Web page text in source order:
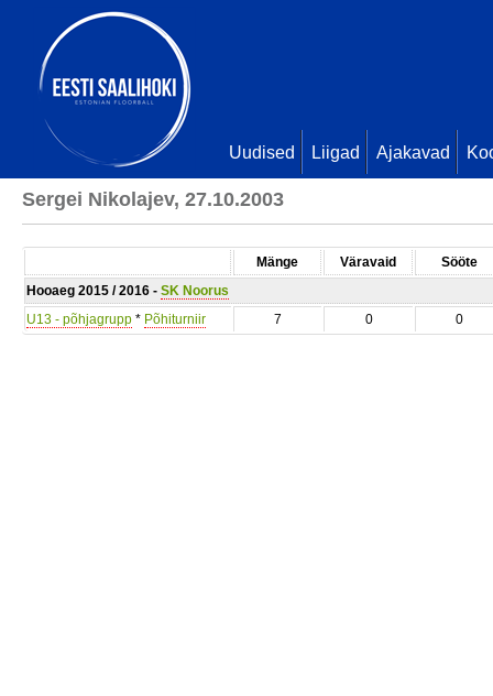
Uudised Liigad Ajakavad
Sergei Nikolajev, 27.10.2003
Mänge Väravaid
Sööte
Hooaeg 2015 / 2016 - SK Noorus
U13 - põhjagrupp * Põhiturniir 7 0 0